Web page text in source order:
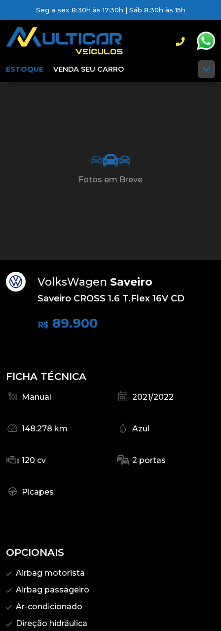
Seg a sex 8:30h às 17:30h | Sáb 8:30h às 15h
ESTOQUE VENDA SEU CARRO
Fotos em Breve
VolksWagen Saveiro
Saveiro CROSS 1.6 T.Flex 16V CD
R$ 89.900
FICHA TÉCNICA
Manual 2021/2022
148.278 km Azul
120 cv 2 portas
Picapes
OPCIONAIS
Airbag motorista
Airbag passageiro
Ar-condicionado
Direção hidráulica